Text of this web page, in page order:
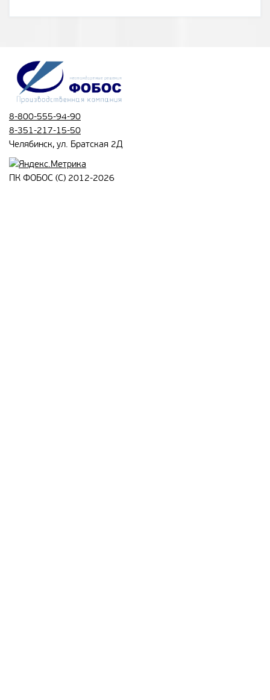
8-800-555-94-90
8-351-217-15-50
Челябинск, ул. Братская 2Д
ПК ФОБОС (С) 2012-2026